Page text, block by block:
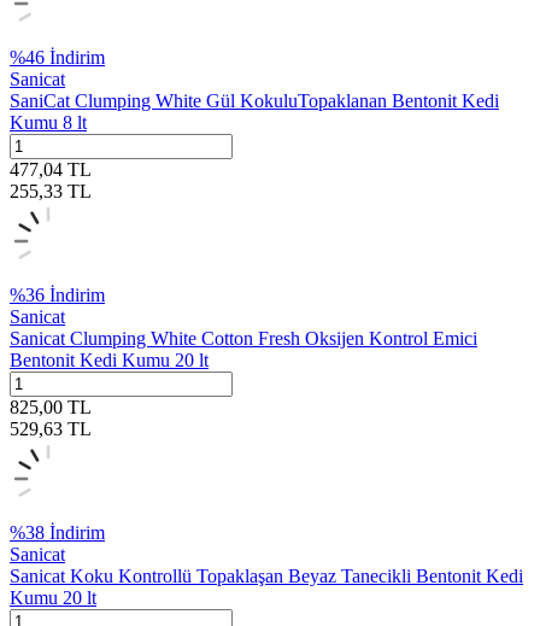
%46 İndirim
Sanicat
SaniCat Clumping White Gül KokuluTopaklanan Bentonit Kedi
Kumu 8 lt
477,04 TL
255,33 TL
%36 İndirim
Sanicat
Sanicat Clumping White Cotton Fresh Oksijen Kontrol Emici
Bentonit Kedi Kumu 20 lt
825,00 TL
529,63 TL
%38 İndirim
Sanicat
Sanicat Koku Kontrollü Topaklaşan Beyaz Tanecikli Bentonit Kedi
Kumu 20 lt